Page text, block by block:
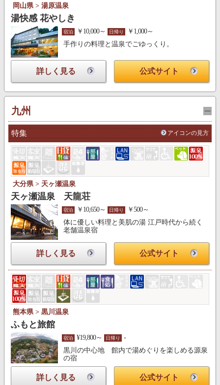
岡山県 > 湯原温泉
湯快感 花やしき
宿泊 ￥10,000～ 日帰り
￥1,000～
手作りの料理と温泉でごゆっくり。
詳しく見る 公式サイト
九州
特集 アイコンの見方
大分県 > 天ヶ瀬温泉
天ヶ瀬温泉 天龍荘
宿泊 ￥10,650～ 日帰り
￥500～
体に優しい料理と美肌の湯 江戸時代から続く
老舗温泉宿
詳しく見る 公式サイト
熊本県 > 黒川温泉
ふもと旅館
宿泊 ¥19,800～ 日帰り
-
黒川の中心地 館内で湯めぐりを楽しめる源泉
の宿
詳しく見る 公式サイト